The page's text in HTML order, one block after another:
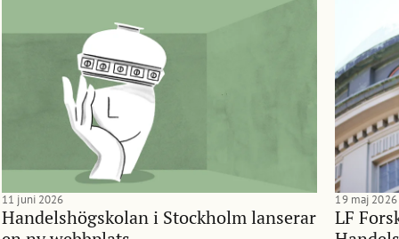
Handelshögskolan i Stockholm lanserar
11 juni 2026
LF
19 maj 2026